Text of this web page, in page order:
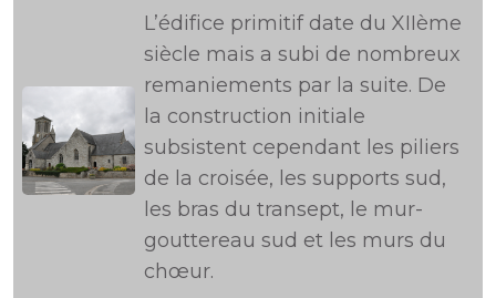
L’édifice primitif date du XIIème
siècle mais a subi de nombreux
remaniements par la suite. De
la construction initiale
subsistent cependant les piliers
de la croisée, les supports sud,
les bras du transept, le mur-
gouttereau sud et les murs du
chœur.